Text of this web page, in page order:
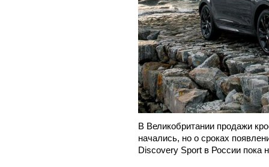
В Великобритании продажи
начались, но о сроках
Discovery Sport в России пока